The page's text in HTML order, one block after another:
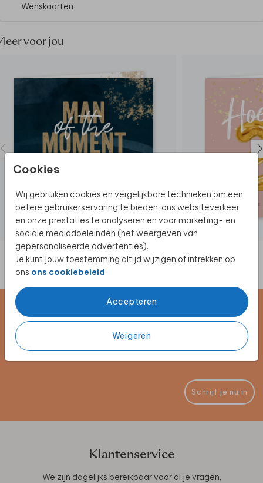
Cookies
Wij gebruiken cookies en vergelijkbare technieken om een
betere gebruikerservaring te bieden, ons websiteverkeer
en onze prestaties te analyseren en voor marketing- en
sociale mediadoeleinden (het weergeven van
gepersonaliseerde advertenties).
Je kunt jouw toestemming altijd wijzigen of intrekken op
ons ons cookiebeleid.
Accepteren
Weigeren
Wenskaarten
voor jou
Schrijf je in voor de nieuwsbrief
Blijf op de hoogte van alle nieuwe producten, (win)acties en
unieke samenwerkingen!
Schrijf je nu in
Klantenservice
We zijn dagelijks bereikbaar voor al je vragen,